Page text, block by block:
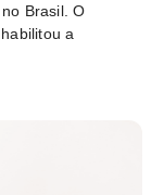
Brasil. O
a